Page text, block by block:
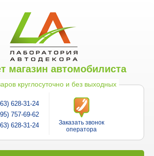
магазин автомобилиста
круглосуточно и без выходных
628-31-24
757-69-62
628-31-24
Заказать звонок
оператора